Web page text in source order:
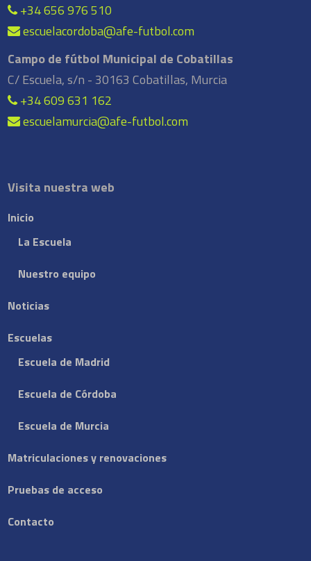
+34 656 976 510
escuelacordoba@afe-futbol.com
Campo de fútbol Municipal de Cobatillas
C/ Escuela, s/n - 30163 Cobatillas, Murcia
+34 609 631 162
escuelamurcia@afe-futbol.com
Visita nuestra web
Inicio
La Escuela
Nuestro equipo
Noticias
Escuelas
Escuela de Madrid
Escuela de Córdoba
Escuela de Murcia
Matriculaciones y renovaciones
Pruebas de acceso
Contacto